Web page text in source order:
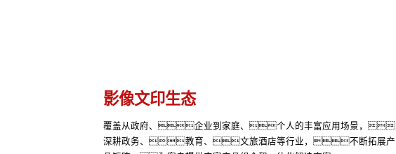
影像文印生态
覆盖从政府、企业到家庭、个人的丰富应用场景，
深耕政务、教育、文旅酒店等行业，不断拓展产